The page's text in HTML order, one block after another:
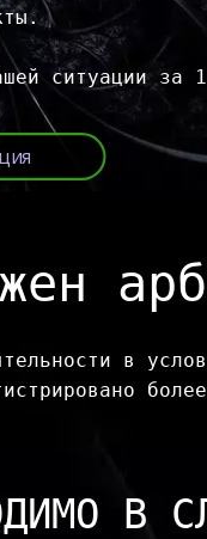
ситуации за
в
В